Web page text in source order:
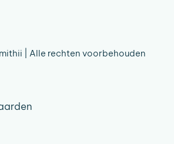
| Alle rechten voorbehouden